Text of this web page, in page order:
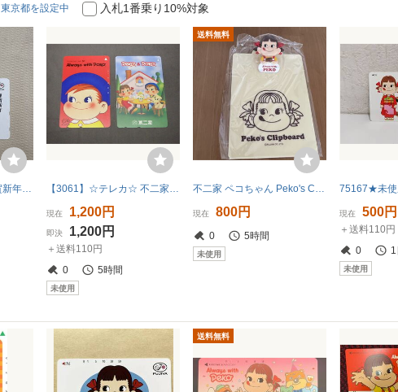
東京都を設定中 入札1番乗り10%対象
不二家 ペコちゃん 謹賀新年 テレホンカード 未使用 FUJIYA 【3061】☆テレカ☆ 不二家 ペコちゃん、ポコちゃん テレカ2枚セット ☆
現在 1,200円
即決 1,200円
＋送料110円
0
5時間
未使用
送料無料
不二家 ペコちゃん Peko's Clipboard クリップボード 未使用
現在 800円
0 5時間
未使用
現在 500円
＋送料110円
0
1
未使用
送料無料